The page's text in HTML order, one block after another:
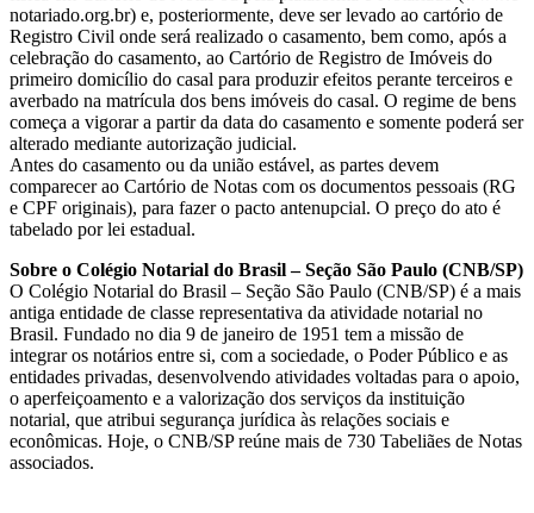
notariado.org.br) e, posteriormente, deve ser levado ao cartório de
Registro Civil onde será realizado o casamento, bem como, após a
celebração do casamento, ao Cartório de Registro de Imóveis do
primeiro domicílio do casal para produzir efeitos perante terceiros e
averbado na matrícula dos bens imóveis do casal. O regime de bens
começa a vigorar a partir da data do casamento e somente poderá ser
alterado mediante autorização judicial.
Antes do casamento ou da união estável, as partes devem
comparecer ao Cartório de Notas com os documentos pessoais (RG
e CPF originais), para fazer o pacto antenupcial. O preço do ato é
tabelado por lei estadual.
Sobre o Colégio Notarial do Brasil – Seção São Paulo (CNB/SP)
O Colégio Notarial do Brasil – Seção São Paulo (CNB/SP) é a mais
antiga entidade de classe representativa da atividade notarial no
Brasil. Fundado no dia 9 de janeiro de 1951 tem a missão de
integrar os notários entre si, com a sociedade, o Poder Público e as
entidades privadas, desenvolvendo atividades voltadas para o apoio,
o aperfeiçoamento e a valorização dos serviços da instituição
notarial, que atribui segurança jurídica às relações sociais e
econômicas. Hoje, o CNB/SP reúne mais de 730 Tabeliães de Notas
associados.